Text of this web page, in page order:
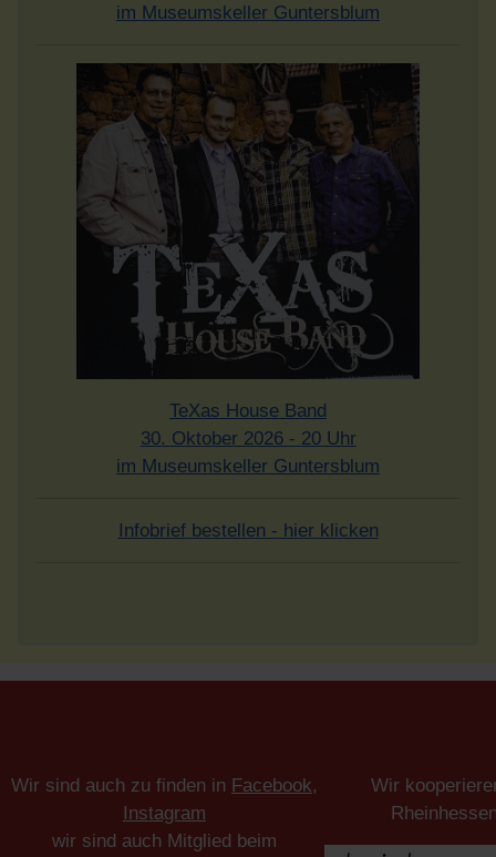
im Museumskeller Guntersblum
TeXas House Band
30. Oktober 2026 - 20 Uhr
im Museumskeller Guntersblum
Infobrief bestellen - hier klicken
Wir sind auch zu finden in Facebook,
Instagram
wir sind auch Mitglied beim
Wir